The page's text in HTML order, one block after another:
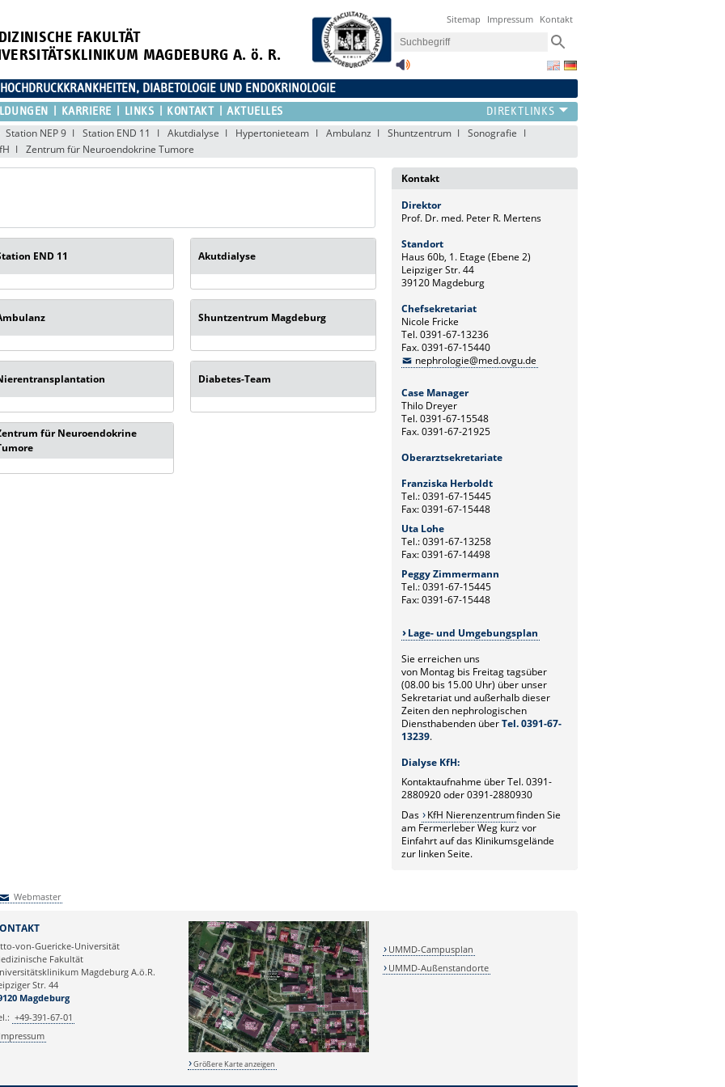
FAKULTÄT
MAGDEBURG A. ö. R.
Sitemap Impressum Kontakt
DIABETOLOGIE UND ENDOKRINOLOGIE
KARRIERE LINKS KONTAKT AKTUELLES
Station NEP 9 Station END 11 Akutdialyse Hypertonieteam Ambulanz Shuntzentrum
Sonografie
Zentrum für Neuroendokrine Tumore
END 11 Akutdialyse
Shuntzentrum Magdeburg
Diabetes-Team
für Neuroendokrine
Kontakt
Direktor
Prof. Dr. med. Peter R. Mertens
Standort
Haus 60b, 1. Etage (Ebene 2)
Leipziger Str. 44
39120 Magdeburg
Chefsekretariat
Nicole Fricke
Tel. 0391-67-13236
Fax. 0391-67-15440
nephrologie@med.ovgu.de
Case Manager
Thilo Dreyer
Tel. 0391-67-15548
Fax. 0391-67-21925
Oberarztsekretariate
Franziska Herboldt
Tel.: 0391-67-15445
Fax: 0391-67-15448
Uta Lohe
Tel.: 0391-67-13258
Fax: 0391-67-14498
Peggy Zimmermann
Tel.: 0391-67-15445
Fax: 0391-67-15448
Lage- und Umgebungsplan
Sie erreichen uns
von Montag bis Freitag tagsüber
(08.00 bis 15.00 Uhr) über unser
Sekretariat und außerhalb dieser
Zeiten den nephrologischen
Diensthabenden überTel. 0391-67-
13239.
Dialyse KfH:
Kontaktaufnahme über Tel. 0391-
2880920 oder 0391-2880930
Das
KfH Nierenzentrumfinden Sie
am Fermerleber Weg kurz vor
Einfahrt auf das Klinikumsgelände
zur linken Seite.
Webmaster
von-Guericke-Universität
Fakultät
Magdeburg A.ö.R.
Str. 44
Magdeburg
+49-391-67-01
Impressum
Größere Karte anzeigen
UMMD-Campusplan
UMMD-Außenstandorte